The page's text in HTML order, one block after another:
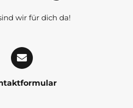
wir für dich da!